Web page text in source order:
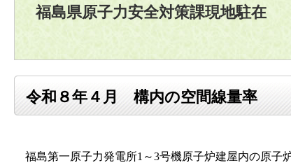
福島県原子力安全対策課現地駐在
令和８年４月 構内の空間線量率
福島第一原子力発電所1～3号機原子炉建屋内の原子